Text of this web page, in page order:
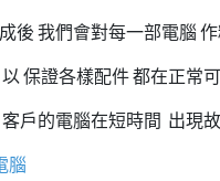
後 我們會對每一部電腦
保證各樣配件 都在正常
戶的電腦在短時間 出現
腦